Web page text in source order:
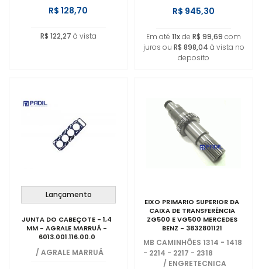
R$ 128,70
R$ 122,27 à vista
R$ 945,30
Em até 11xde R$ 99,69 com
juros ou R$ 898,04 à vista no
deposito
Lançamento
JUNTA DO CABEÇOTE - 1,4
MM - AGRALE MARRUÁ -
6013.001.116.00.0
/ AGRALE MARRUÁ
EIXO PRIMARIO SUPERIOR DA
CAIXA DE TRANSFERÊNCIA
ZG500 E VG500 MERCEDES
BENZ - 3832801121
MB CAMINHÕES 1314 - 1418
- 2214 - 2217 - 2318
/ ENGRETECNICA